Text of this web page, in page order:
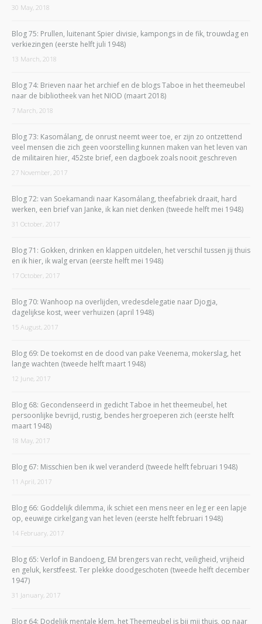
30 May, 2018
Blog 75: Prullen, luitenant Spier divisie, kampongs in de fik, trouwdag en
verkiezingen (eerste helft juli 1948)
13 March, 2018
Blog 74: Brieven naar het archief en de blogs Taboe in het theemeubel
naar de bibliotheek van het NIOD (maart 2018)
7 March, 2018
Blog 73: Kasomálang, de onrust neemt weer toe, er zijn zo ontzettend
veel mensen die zich geen voorstelling kunnen maken van het leven van
de militairen hier, 452ste brief, een dagboek zoals nooit geschreven
27 November, 2017
Blog 72: van Soekamandi naar Kasomálang, theefabriek draait, hard
werken, een brief van Janke, ik kan niet denken (tweede helft mei 1948)
31 October, 2017
Blog 71: Gokken, drinken en klappen uitdelen, het verschil tussen jij thuis
en ik hier, ik walg ervan (eerste helft mei 1948)
17 October, 2017
Blog 70: Wanhoop na overlijden, vredesdelegatie naar Djogja,
dagelijkse kost, weer verhuizen (april 1948)
15 August, 2017
Blog 69: De toekomst en de dood van pake Veenema, mokerslag, het
lange wachten (tweede helft maart 1948)
12 June, 2017
Blog 68: Gecondenseerd in gedicht Taboe in het theemeubel, het
persoonlijke bevrijd, rustig, bendes hergroeperen zich (eerste helft
maart 1948)
18 May, 2017
Blog 67: Misschien ben ik wel veranderd (tweede helft februari 1948)
11 April, 2017
Blog 66: Goddelijk dilemma, ik schiet een mens neer en leg er een lapje
op, eeuwige cirkelgang van het leven (eerste helft februari 1948)
14 February, 2017
Blog 65: Verlof in Bandoeng, EM brengers van recht, veiligheid, vrijheid
en geluk, kerstfeest. Ter plekke doodgeschoten (tweede helft december
1947)
31 January, 2017
Blog 64: Dodelijk mentale klem, het Theemeubel is bij mij thuis, op naar